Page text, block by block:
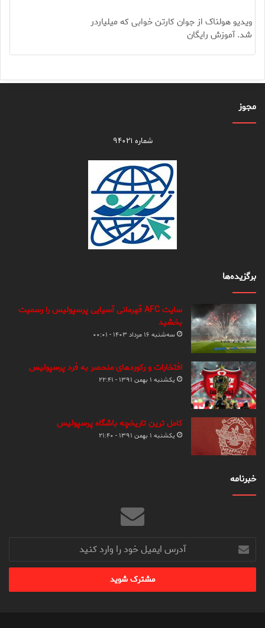
ویدیو هولناک از جوان کارتن خوابی که میلیاردر
شد. آموزش رایگان
مجوز
شماره ۹۴۰۲۱
برگزیده‌ها
سایت AFC قهرمانی آسیایی پرسپولیس را رسمیت
بخشید
سه‌شنبه ۱۶ مرداد ۱۴۰۳ - ۰۰:۰۱
افتخارات و رکوردهای منحصر به فرد پرسپولیس
یکشنبه ۱ بهمن ۱۳۹۱ - ۲۲:۴۱
کامل ترین تاریخچه باشگاه پرسپولیس
یکشنبه ۱ بهمن ۱۳۹۱ - ۲۱:۴۰
خبرنامه
آدرس
ایمیل
خود
وارد